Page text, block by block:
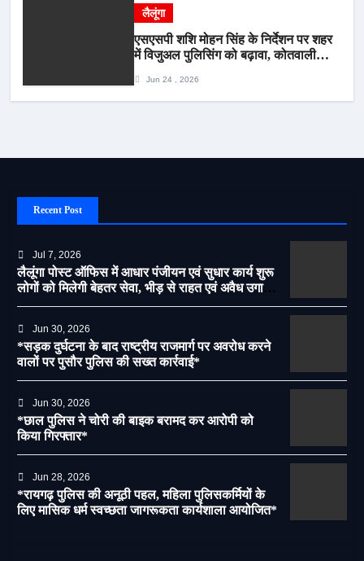
लैलूंगा
एसएसपी शशि मोहन सिंह के निर्देशन पर शहर
में विजुअल पुलिसिंग को बढ़ावा, कोतवाली
Jun 24 , 2026
Recent Post
Jul 7, 2026
लैलूंगा पोस्ट ऑफिस में आधार पंजीयन एवं सुधार कार्य शुरू
लोगों को मिलेगी बेहतर सेवा, भीड़ से राहत एवं अवैध उगाही
पर लगेगी रोक
Jun 30, 2026
*सड़क दुर्घटना के बाद राष्ट्रीय राजमार्ग पर अवरोध करने
वालों पर पुसौर पुलिस की सख्त कार्रवाई*
Jun 30, 2026
*छाल पुलिस ने चोरी की बाइक बरामद कर आरोपी को
किया गिरफ्तार*
Jun 28, 2026
*रायगढ़ पुलिस की अनूठी पहल, महिला पुलिसकर्मियों के
लिए मासिक धर्म स्वच्छता जागरूकता कार्यशाला आयोजित*